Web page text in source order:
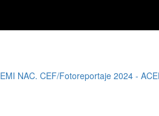
NAC. CEF/Fotoreportaje 2024 -